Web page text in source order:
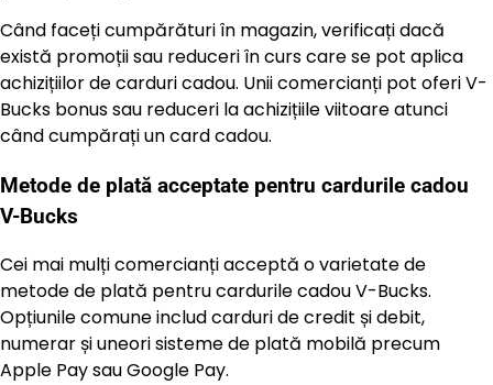
Când faceți cumpărături în magazin, verificați dacă
există promoții sau reduceri în curs care se pot aplica
achizițiilor de carduri cadou. Unii comercianți pot oferi V-
Bucks bonus sau reduceri la achizițiile viitoare atunci
când cumpărați un card cadou.
Metode de plată acceptate pentru cardurile cadou
V-Bucks
Cei mai mulți comercianți acceptă o varietate de
metode de plată pentru cardurile cadou V-Bucks.
Opțiunile comune includ carduri de credit și debit,
numerar și uneori sisteme de plată mobilă precum
Apple Pay sau Google Pay.